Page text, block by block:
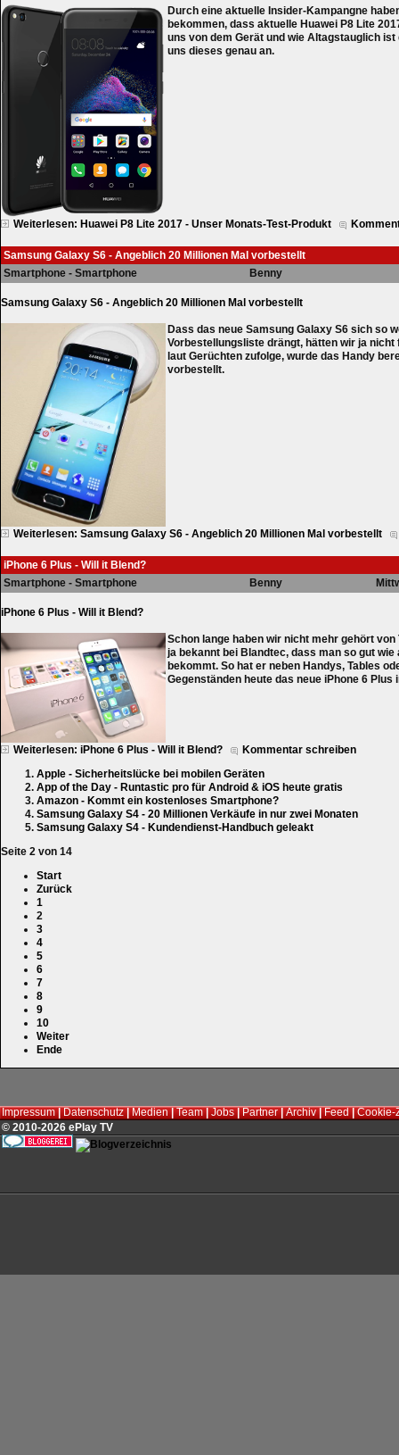
Durch eine aktuelle Insider-Kampangne
bekommen, dass aktuelle Huawei P8 Lite
uns von dem Gerät und wie Altagstauglich
uns dieses genau an.
Weiterlesen: Huawei P8 Lite 2017 - Unser Monats-Test-Produkt
Samsung Galaxy S6 - Angeblich 20 Millionen Mal vorbestellt
Smartphone - Smartphone
Benny
Samsung Galaxy S6 - Angeblich 20 Millionen Mal vorbestellt
Dass das neue Samsung Galaxy S6 sich so
Vorbestellungsliste drängt, hätten wir ja nicht
laut Gerüchten zufolge, wurde das Handy
vorbestellt.
Weiterlesen: Samsung Galaxy S6 - Angeblich 20 Millionen Mal vorbestellt
iPhone 6 Plus - Will it Blend?
Smartphone - Smartphone
Benny
iPhone 6 Plus - Will it Blend?
Schon lange haben wir nicht mehr gehört
ja bekannt bei Blandtec, dass man so gut
bekommt. So hat er neben Handys, Tables
Gegenständen heute das neue iPhone 6 Plus
Weiterlesen: iPhone 6 Plus - Will it Blend?
Kommentar schreiben
Apple - Sicherheitslücke bei mobilen Geräten
App of the Day - Runtastic pro für Android & iOS heute gratis
Amazon - Kommt ein kostenloses Smartphone?
Samsung Galaxy S4 - 20 Millionen Verkäufe in nur zwei Monaten
Samsung Galaxy S4 - Kundendienst-Handbuch geleakt
Seite 2 von 14
Start
Zurück
1
2
3
4
5
6
7
8
9
10
Weiter
Ende
Impressum|Datenschutz|Medien|Team|Jobs|Partner|Archiv|Feed|Cookie-
© 2010-2026 ePlay TV